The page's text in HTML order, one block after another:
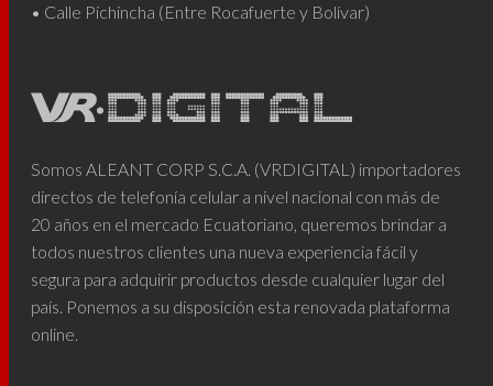
• Calle Pichincha (Entre Rocafuerte y Bolívar)
Somos ALEANT CORP S.C.A. (VRDIGITAL) importadores
directos de telefonía celular a nivel nacional con más de
20 años en el mercado Ecuatoriano, queremos brindar a
todos nuestros clientes una nueva experiencia fácil y
segura para adquirir productos desde cualquier lugar del
país. Ponemos a su disposición esta renovada plataforma
online.